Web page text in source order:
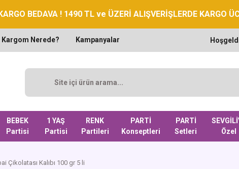
BEDAVA ! 1490 TL ve ÜZERİ ALIŞVERİŞLERDE KARGO
Kargom Nerede? Kampanyalar
BEBEK
Partisi
1 YAŞ
Partisi
RENK
Partileri
PARTİ
Konseptleri
PARTİ
Setleri
Özel
Çikolatası Kalıbı 100 gr 5 li